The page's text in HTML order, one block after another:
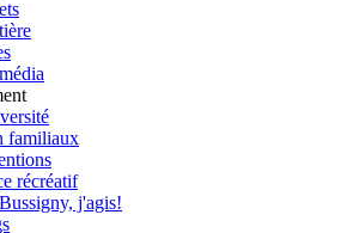
familiaux
récréatif
j'agis!